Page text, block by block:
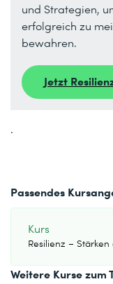
und Strategien,
erfolgreich zu
bewahren.
Jetzt
.
Passendes
Kurs
Resilienz –
Weitere Kurse zum